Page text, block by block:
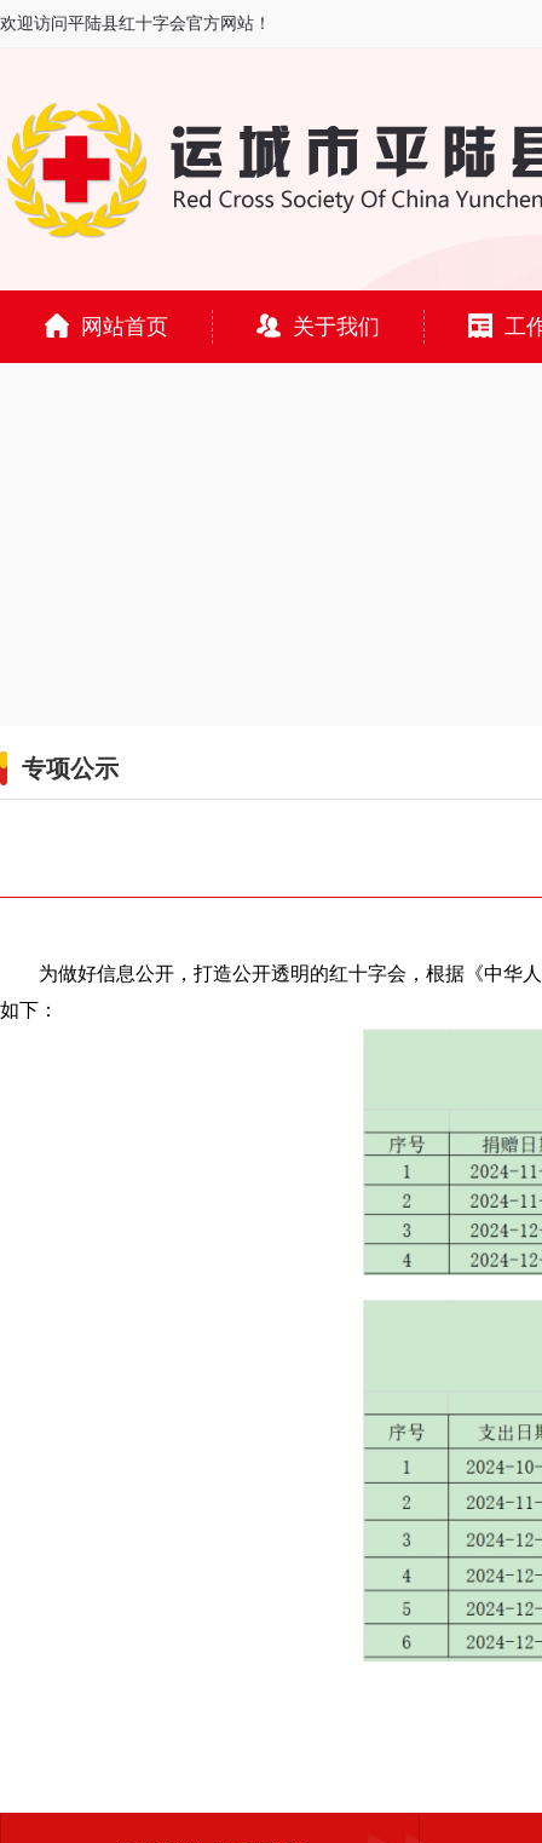
欢迎访问平陆县红十字会官方网站！
网站首页 关于我们 工
专项公示
为做好信息公开，打造公开透明的红十字会，根据《中华人
如下：